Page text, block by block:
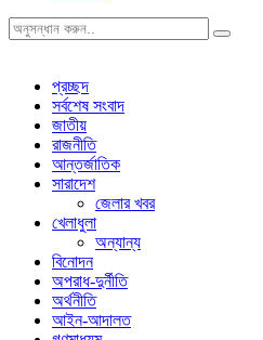
প্রচ্ছদ
সর্বশেষ সংবাদ
জাতীয়
রাজনীতি
আন্তর্জাতিক
সারাদেশ
জেলার খবর
খেলাধুলা
অন্যান্য
বিনোদন
অপরাধ-দুর্নীতি
অর্থনীতি
আইন-আদালত